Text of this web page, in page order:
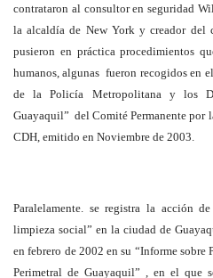
contrataron al consultor en seguridad
la alcaldía de New York y creador del
pusieron en práctica procedimientos
humanos, algunas fueron recogidos en
de la Policía Metropolitana y los
Guayaquil” del Comité Permanente por
CDH, emitido en Noviembre de 2003.
Paralelamente. se registra la acción
limpieza social” en la ciudad de
en febrero de 2002 en su “Informe
Perimetral de Guayaquil” , en el que